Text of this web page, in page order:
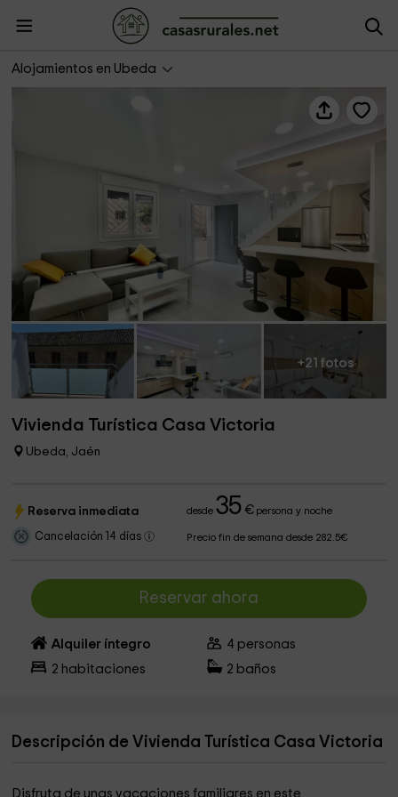
Alojamientos en Ubeda
Vivienda Turística Casa Victoria
+21 fotos
Vivienda Turística Casa Victoria
Ubeda, Jaén
Reserva inmediata desde35 €persona y noche
Cancelación 14 días Precio fin de semana desde 282.5€
Reservar ahora
Alquiler íntegro 4 personas
2 habitaciones 2 baños
Descripción de Vivienda Turística Casa Victoria
Disfruta de unas vacaciones familiares en este